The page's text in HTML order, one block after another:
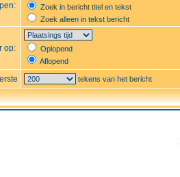
Zoek in bericht titel en tekst
Zoek alleen in tekst bericht
op:
Oplopend
Aflopend
tekens van het bericht